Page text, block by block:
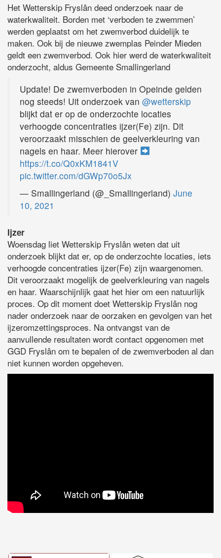
Het Wetterskip Fryslân deed onderzoek naar de
waterkwaliteit. Borden met ‘verboden te zwemmen’
werden geplaatst om het zwemverbod duidelijk te
maken. Ook bij de nieuwe zwemplas Peinder Mieden
geldt een zwemverbod. Ook hier werd de waterkwaliteit
onderzocht, aldus Gemeente Smallingerland
Update! De zwemverboden in Opeinde gelden
nog steeds! Uit onderzoek van @wetterskip
blijkt dat er op de onderzochte locaties
verhoogde concentraties ijzer(Fe) zijn. Dit
veroorzaakt misschien de geelverkleuring van
nagels en haar. Meer hierover
https://t.co/Q0xKM1841V
pic.twitter.com/dGWp70o5Jx
— Smallingerland (@_Smallingerland) June
10, 2021
Ijzer
Woensdag liet Wetterskip Fryslân weten dat uit
onderzoek blijkt dat er, op de onderzochte locaties, iets
verhoogde concentraties ijzer(Fe) zijn waargenomen.
Dit veroorzaakt mogelijk de geelverkleuring van nagels
en haar. Waarschijnlijk gaat het hier om een natuurlijk
proces. Op dit moment doet Wetterskip Fryslân nog
nader onderzoek naar de oorzaken en gevolgen van het
ijzeromzettingsproces. Na ontvangst van de
aanvullende resultaten wordt contact opgenomen met
GGD Fryslân om te bepalen of de zwemverboden al dan
niet kunnen worden opgeheven.